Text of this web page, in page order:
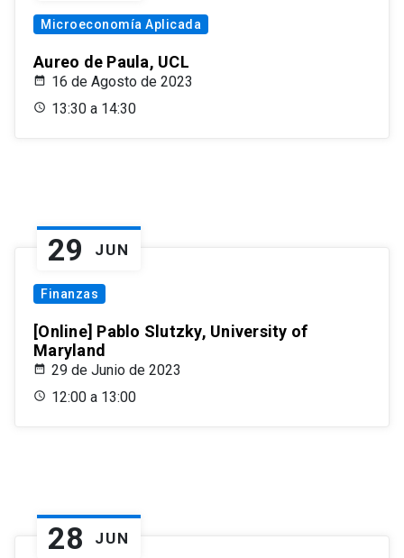
Microeconomía Aplicada
Aureo de Paula, UCL
16 de Agosto de 2023
13:30 a 14:30
29 JUN
Finanzas
[Online] Pablo Slutzky, University of
Maryland
29 de Junio de 2023
12:00 a 13:00
28 JUN